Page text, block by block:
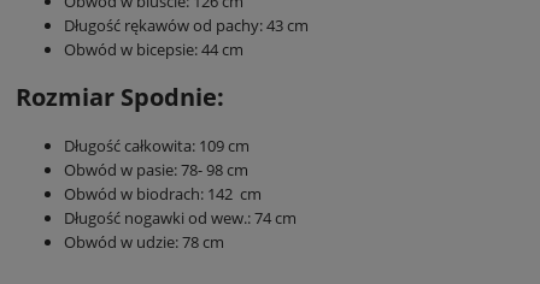
Długość rękawów od pachy: 43 cm
Obwód w bicepsie: 44 cm
Rozmiar Spodnie:
Długość całkowita: 109 cm
Obwód w pasie: 78- 98 cm
Obwód w biodrach: 142 cm
Długość nogawki od wew.: 74 cm
Obwód w udzie: 78 cm